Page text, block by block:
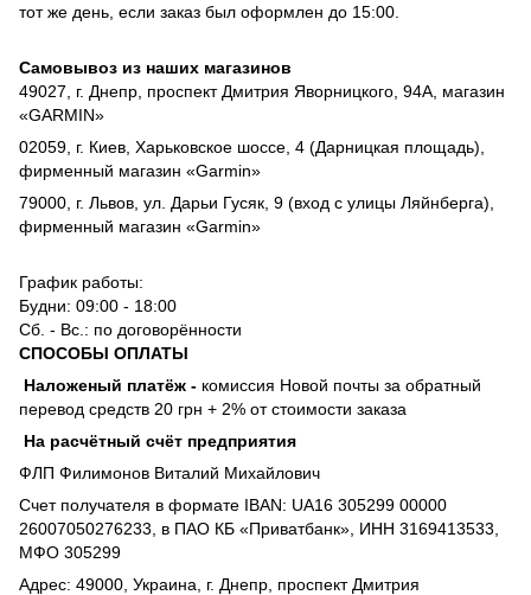
тот же день, если заказ был оформлен до 15:00.
Самовывоз из наших магазинов
49027, г. Днепр, проспект Дмитрия Яворницкого, 94А, магазин
«GARMIN»
02059, г. Киев, Харьковское шоссе, 4 (Дарницкая площадь),
фирменный магазин «Garmin»
79000, г. Львов, ул. Дарьи Гусяк, 9 (вход с улицы Ляйнберга),
фирменный магазин «Garmin»
График работы:
Будни: 09:00 - 18:00
Сб. - Вс.: по договорённости
СПОСОБЫ ОПЛАТЫ
Наложеный платёж - комиссия Новой почты за обратный
перевод средств 20 грн + 2% от стоимости заказа
На расчётный счёт предприятия
ФЛП Филимонов Виталий Михайлович
Счет получателя в формате IBAN: UA16 305299 00000
26007050276233, в ПАО КБ «Приватбанк», ИНН 3169413533,
МФО 305299
Адрес: 49000, Украина, г. Днепр, проспект Дмитрия